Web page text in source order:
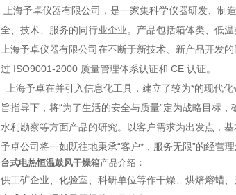
上海予卓仪器有限公司，是一家集科学仪器研发、制
全、技术、服务的同行业企业。产品包括箱体类、低
上海予卓仪器有限公司在不断于新技术、新产品开发
过 ISO9001-2000 质量管理体系认证和 CE 认证。
上海予卓在并引入信息化工具，建立了较为*的现代
旨指导下，将“为了生活的安全与质量”定为战略目标
水利勘察等方面产品的研究。以客户需求为出发点，
予卓公司将一如既往地秉承“客户*，服务无限”的经营
台式电热恒温鼓风干燥箱产品介绍：
供工矿企业、化验室、科研单位等作干燥、烘焙熔蜡、